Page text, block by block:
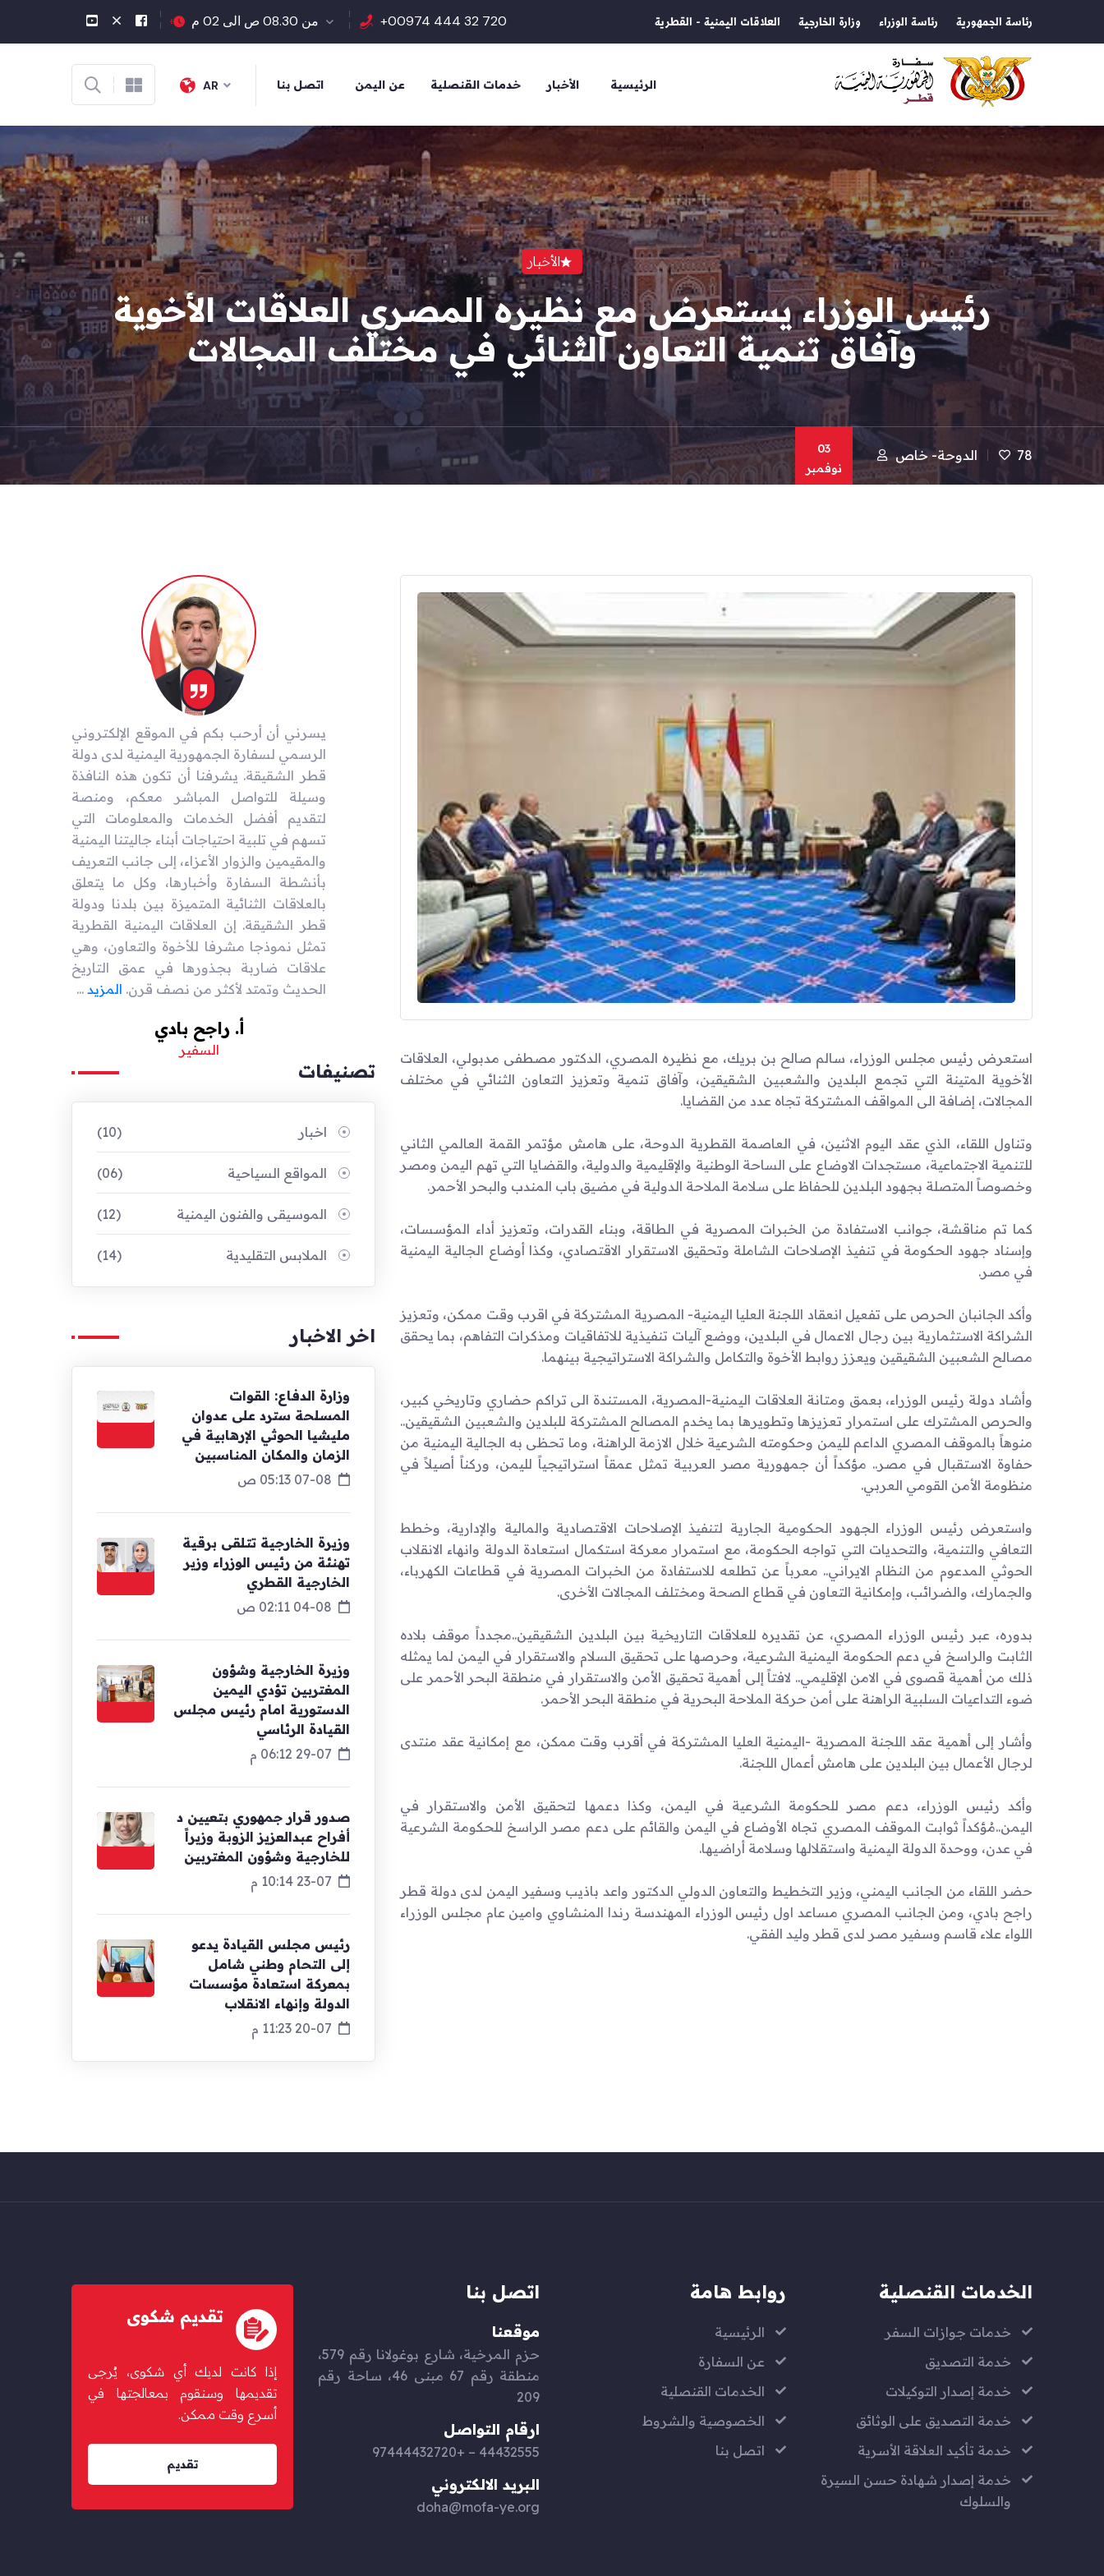
رئاسة الجمهورية رئاسة الوزراء وزارة الخارجية العلاقات اليمنية - القطرية +00974 444 32 720 من 08.30 ص الى 02 م
الرئيسية الأخبار خدمات القنصلية عن اليمن اتصل بنا AR
الأخبار
رئيس الوزراء يستعرض مع نظيره المصري العلاقات الأخوية
وآفاق تنمية التعاون الثنائي في مختلف المجالات
03
نوفمبر
الدوحة- خاص 78
استعرض رئيس مجلس الوزراء، سالم صالح بن بريك، مع نظيره المصري، الدكتور مصطفى مدبولي، العلاقات
الأخوية المتينة التي تجمع البلدين والشعبين الشقيقين، وآفاق تنمية وتعزيز التعاون الثنائي في مختلف
المجالات، إضافة الى المواقف المشتركة تجاه عدد من القضايا.
وتناول اللقاء، الذي عقد اليوم الاثنين، في العاصمة القطرية الدوحة، على هامش مؤتمر القمة العالمي الثاني
للتنمية الاجتماعية، مستجدات الاوضاع على الساحة الوطنية والإقليمية والدولية، والقضايا التي تهم اليمن ومصر
وخصوصاً المتصلة بجهود البلدين للحفاظ على سلامة الملاحة الدولية في مضيق باب المندب والبحر الأحمر.
كما تم مناقشة، جوانب الاستفادة من الخبرات المصرية في الطاقة، وبناء القدرات، وتعزيز أداء المؤسسات،
وإسناد جهود الحكومة في تنفيذ الإصلاحات الشاملة وتحقيق الاستقرار الاقتصادي، وكذا أوضاع الجالية اليمنية
في مصر.
وأكد الجانبان الحرص على تفعيل انعقاد اللجنة العليا اليمنية- المصرية المشتركة في اقرب وقت ممكن، وتعزيز
الشراكة الاستثمارية بين رجال الاعمال في البلدين، ووضع آليات تنفيذية للاتفاقيات ومذكرات التفاهم، بما يحقق
مصالح الشعبين الشقيقين ويعزز روابط الأخوة والتكامل والشراكة الاستراتيجية بينهما.
وأشاد دولة رئيس الوزراء، بعمق ومتانة العلاقات اليمنية-المصرية، المستندة الى تراكم حضاري وتاريخي كبير،
والحرص المشترك على استمرار تعزيزها وتطويرها بما يخدم المصالح المشتركة للبلدين والشعبين الشقيقين..
منوهاً بالموقف المصري الداعم لليمن وحكومته الشرعية خلال الازمة الراهنة، وما تحظى به الجالية اليمنية من
حفاوة الاستقبال في مصر.. مؤكداً أن جمهورية مصر العربية تمثل عمقاً استراتيجياً لليمن، وركناً أصيلاً في
منظومة الأمن القومي العربي.
واستعرض رئيس الوزراء الجهود الحكومية الجارية لتنفيذ الإصلاحات الاقتصادية والمالية والإدارية، وخطط
التعافي والتنمية، والتحديات التي تواجه الحكومة، مع استمرار معركة استكمال استعادة الدولة وانهاء الانقلاب
الحوثي المدعوم من النظام الايراني.. معرباً عن تطلعه للاستفادة من الخبرات المصرية في قطاعات الكهرباء،
والجمارك، والضرائب، وإمكانية التعاون في قطاع الصحة ومختلف المجالات الأخرى.
بدوره، عبر رئيس الوزراء المصري، عن تقديره للعلاقات التاريخية بين البلدين الشقيقين..مجدداً موقف بلاده
الثابت والراسخ في دعم الحكومة اليمنية الشرعية، وحرصها على تحقيق السلام والاستقرار في اليمن لما يمثله
ذلك من أهمية قصوى في الامن الإقليمي.. لافتاً إلى أهمية تحقيق الأمن والاستقرار في منطقة البحر الأحمر على
ضوء التداعيات السلبية الراهنة على أمن حركة الملاحة البحرية في منطقة البحر الأحمر.
وأشار إلى أهمية عقد اللجنة المصرية -اليمنية العليا المشتركة في أقرب وقت ممكن، مع إمكانية عقد منتدى
لرجال الأعمال بين البلدين على هامش أعمال اللجنة.
وأكد رئيس الوزراء، دعم مصر للحكومة الشرعية في اليمن، وكذا دعمها لتحقيق الأمن والاستقرار في
اليمن..مُؤكداً ثوابت الموقف المصري تجاه الأوضاع في اليمن والقائم على دعم مصر الراسخ للحكومة الشرعية
في عدن، ووحدة الدولة اليمنية واستقلالها وسلامة أراضيها.
حضر اللقاء من الجانب اليمني، وزير التخطيط والتعاون الدولي الدكتور واعد باذيب وسفير اليمن لدى دولة قطر
راجح بادي، ومن الجانب المصري مساعد اول رئيس الوزراء المهندسة رندا المنشاوي وامين عام مجلس الوزراء
اللواء علاء قاسم وسفير مصر لدى قطر وليد الفقي.
يسرني أن أرحب بكم في الموقع الإلكتروني
الرسمي لسفارة الجمهورية اليمنية لدى دولة
قطر الشقيقة. يشرفنا أن تكون هذه النافذة
وسيلة للتواصل المباشر معكم، ومنصة
لتقديم أفضل الخدمات والمعلومات التي
تسهم في تلبية احتياجات أبناء جاليتنا اليمنية
والمقيمين والزوار الأعزاء، إلى جانب التعريف
بأنشطة السفارة وأخبارها، وكل ما يتعلق
بالعلاقات الثنائية المتميزة بين بلدنا ودولة
قطر الشقيقة. إن العلاقات اليمنية القطرية
تمثل نموذجا مشرفا للأخوة والتعاون، وهي
علاقات ضاربة بجذورها في عمق التاريخ
الحديث وتمتد لأكثر من نصف قرن. المزيد ...
أ. راجح بادي
السفير
تصنيفات
اخبار (10)
المواقع السياحية (06)
الموسيقى والفنون اليمنية (12)
الملابس التقليدية (14)
اخر الاخبار
وزارة الدفاع: القوات
المسلحة سترد على عدوان
مليشيا الحوثي الإرهابية في
الزمان والمكان المناسبين
07-08 05:13 ص
وزيرة الخارجية تتلقى برقية
تهنئة من رئيس الوزراء وزير
الخارجية القطري
04-08 02:11 ص
وزيرة الخارجية وشؤون
المغتربين تؤدي اليمين
الدستورية امام رئيس مجلس
القيادة الرئاسي
29-07 06:12 م
صدور قرار جمهوري بتعيين د
أفراح عبدالعزيز الزوبة وزيراً
للخارجية وشؤون المغتربين
23-07 10:14 م
رئيس مجلس القيادة يدعو
إلى التحام وطني شامل
بمعركة استعادة مؤسسات
الدولة وإنهاء الانقلاب
20-07 11:23 م
الخدمات القنصلية
خدمات جوازات السفر
خدمة التصديق
خدمة إصدار التوكيلات
خدمة التصديق على الوثائق
خدمة تأكيد العلاقة الأسرية
خدمة إصدار شهادة حسن السيرة
والسلوك
روابط هامة
الرئيسية
عن السفارة
الخدمات القنصلية
الخصوصية والشروط
اتصل بنا
اتصل بنا
موقعنا
حزم المرخية، شارع بوغولانا رقم 579،
منطقة رقم 67 مبنى 46، ساحة رقم
209
ارقام التواصل
44432555 – +97444432720
البريد الالكتروني
doha@mofa-ye.org
تقديم شكوى
إذا كانت لديك أي شكوى، يُرجى
تقديمها وسنقوم بمعالجتها في
أسرع وقت ممكن.
تقديم